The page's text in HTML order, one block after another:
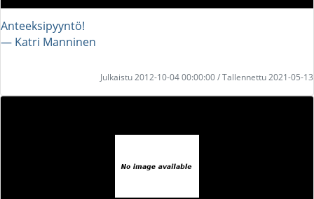
Anteeksipyyntö!
― Katri Manninen
Julkaistu 2012-10-04 00:00:00 / Tallennettu 2021-05-13